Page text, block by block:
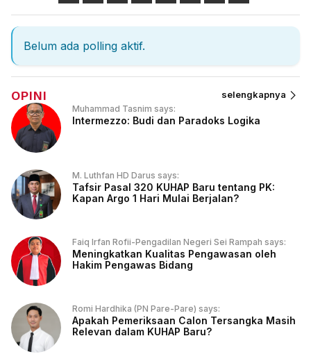
Belum ada polling aktif.
OPINI selengkapnya
Muhammad Tasnim says:
Intermezzo: Budi dan Paradoks Logika
M. Luthfan HD Darus says:
Tafsir Pasal 320 KUHAP Baru tentang PK:
Kapan Argo 1 Hari Mulai Berjalan?
Faiq Irfan Rofii-Pengadilan Negeri Sei Rampah says:
Meningkatkan Kualitas Pengawasan oleh
Hakim Pengawas Bidang
Romi Hardhika (PN Pare-Pare) says:
Apakah Pemeriksaan Calon Tersangka Masih
Relevan dalam KUHAP Baru?